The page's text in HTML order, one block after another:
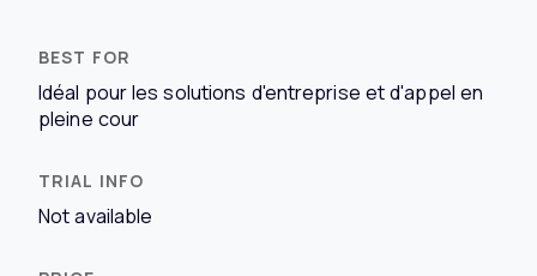
Idéal pour les solutions d'entreprise et d'appel en
pleine cour
Not available